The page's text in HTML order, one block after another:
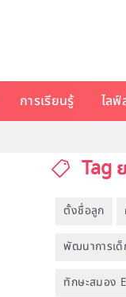
การเรียนรู้ ไลฟ์
Tag
ตั้งชื่อลูก
พัฒนาการเ
ทักษะสมอง